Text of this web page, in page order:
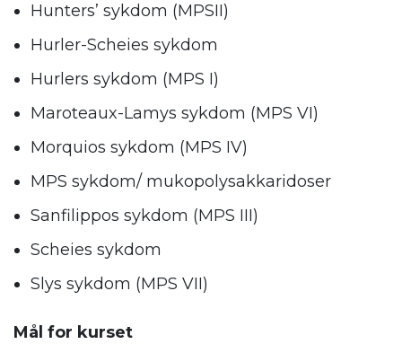
Hunters’ sykdom (MPSII)
Hurler-Scheies sykdom
Hurlers sykdom (MPS I)
Maroteaux-Lamys sykdom (MPS VI)
Morquios sykdom (MPS IV)
MPS sykdom/ mukopolysakkaridoser
Sanfilippos sykdom (MPS III)
Scheies sykdom
Slys sykdom (MPS VII)
Mål for kurset